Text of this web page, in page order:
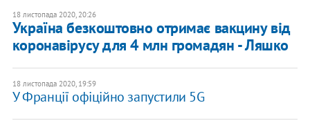
18 листопада 2020, 20:26
Україна безкоштовно отримає вакцину від
коронавірусу для 4 млн громадян - Ляшко
18 листопада 2020, 19:59
У Франції офіційно запустили 5G